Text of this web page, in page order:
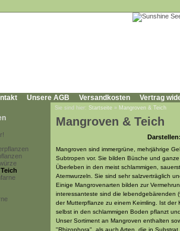
Unsere AGB Versandkosten Vertrag
Sie sind hier: Startseite » Mangroven & Teich
Mangroven & Teich
Mangroven sind immergrüne, mehrjährige
Subtropen vor. Sie bilden Büsche und
Überleben in den meist schlammigen,
Atemwurzeln. Sie sind sehr salzverträglich
Einige Mangrovenarten bilden zur
interessanteste sind die lebendgebärenden
der Mutterpflanze zu einem Keimling. Ist
selbst in den schlammigen Boden pflanzt
Unser Sortiment an Mangroven enthalten
"Rhizophora", als auch Arten, die in